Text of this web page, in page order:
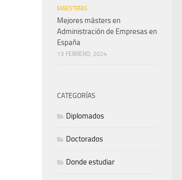
MAESTRÍAS
Mejores másters en
Administración de Empresas en
España
13 FEBRERO, 2024
CATEGORÍAS
Diplomados
Doctorados
Donde estudiar